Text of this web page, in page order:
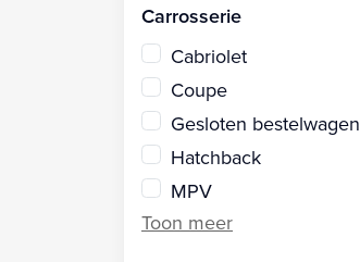
Carrosserie
Cabriolet
Coupe
Gesloten bestelwagen
Hatchback
MPV